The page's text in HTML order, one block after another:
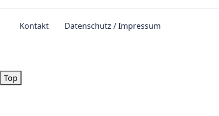
Kontakt Datenschutz / Impressum
Top